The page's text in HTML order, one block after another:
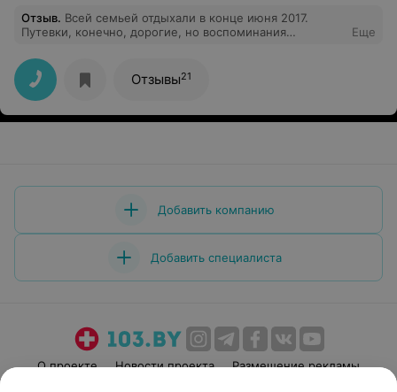
Отзыв. Всей семьей отдыхали в конце июня 2017.
Путевки, конечно, дорогие, но воспоминания
похвалы. Хочу отметить горничных на 2 этаже 4 кор.,
Инну в кабинете э/лечения, официанток. Сосновый
воздух тоже лечит, инфраструктура санатория
продумана. Но есть замечания: 1) культмассовая
работа замыкается на детях, а взрослым тоже нужны
стороны. Все же рекомендую ваш санаторий даже
взыскательным отдыхающим -- и отдохнете, и
поделитесь. Спасибо!
Еще
Отзывы21
Добавить компанию
Добавить специалиста
О проекте Новости проекта
Размещение рекламы